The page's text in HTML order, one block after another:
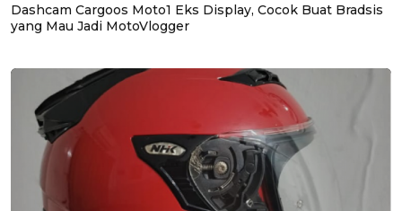
Dashcam Cargoos Moto1 Eks Display, Cocok Buat Bradsis
yang Mau Jadi MotoVlogger